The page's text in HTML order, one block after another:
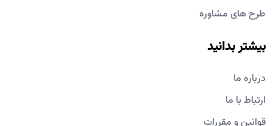
طرح های مشاوره
بیشتر بدانید
درباره ما
ارتباط با ما
قوانین و مقررات